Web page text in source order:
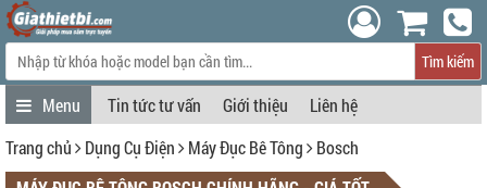
Tìm kiếm
Tin tức tư vấn Giới thiệu
Liên hệ
Trang chủ
Dụng Cụ Điện Máy Đục Bê Tông
Bosch